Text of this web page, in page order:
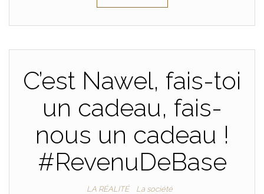
C’est Nawel, fais-toi
un cadeau, fais-
nous un cadeau !
#RevenuDeBase
LA RÉALITÉ La société